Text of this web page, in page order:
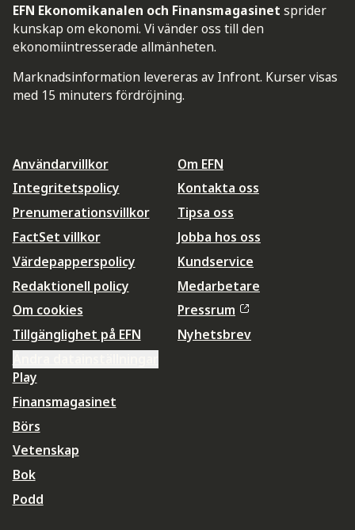
EFN Ekonomikanalen och Finansmagasinet sprider
kunskap om ekonomi. Vi vänder oss till den
ekonomiintresserade allmänheten.
Marknadsinformation levereras av Infront. Kurser visas
med 15 minuters fördröjning.
Användarvillkor
Integritetspolicy
Prenumerationsvillkor
FactSet villkor
Värdepapperspolicy
Redaktionell policy
Om cookies
Tillgänglighet på EFN
Om EFN
Kontakta oss
Tipsa oss
Jobba hos oss
Kundservice
Medarbetare
Pressrum
Nyhetsbrev
Play
Finansmagasinet
Börs
Vetenskap
Bok
Podd